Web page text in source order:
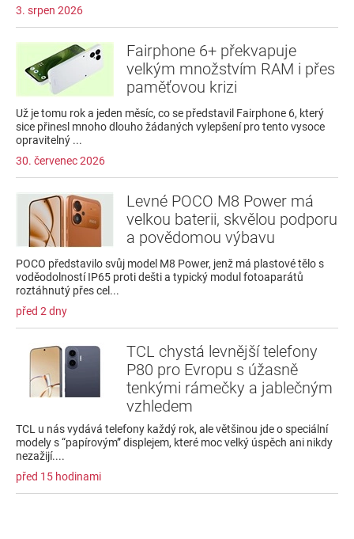
3. srpen 2026
Fairphone 6+ překvapuje
velkým množstvím RAM i přes
paměťovou krizi
Už je tomu rok a jeden měsíc, co se představil Fairphone 6, který
sice přinesl mnoho dlouho žádaných vylepšení pro tento vysoce
opravitelný ...
30. červenec 2026
Levné POCO M8 Power má
velkou baterii, skvělou podporu
a povědomou výbavu
POCO představilo svůj model M8 Power, jenž má plastové tělo s
voděodolností IP65 proti dešti a typický modul fotoaparátů
roztáhnutý přes cel...
před 2 dny
TCL chystá levnější telefony
P80 pro Evropu s úžasně
tenkými rámečky a jablečným
vzhledem
TCL u nás vydává telefony každý rok, ale většinou jde o speciální
modely s “papírovým” displejem, které moc velký úspěch ani nikdy
nezažijí....
před 15 hodinami